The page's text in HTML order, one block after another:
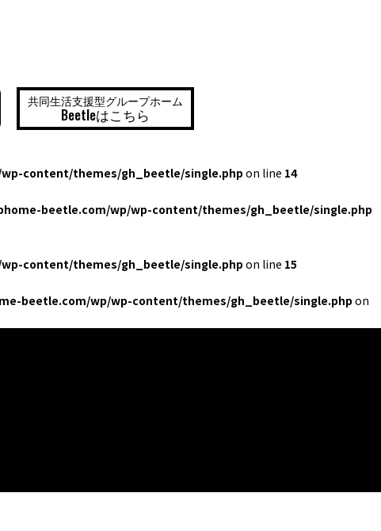
共同生活支援型グループホーム
Beetleはこちら
content/themes/gh_beetle/single.php on line 14
beetle.com/wp/wp-content/themes/gh_beetle/single.php
content/themes/gh_beetle/single.php on line 15
beetle.com/wp/wp-content/themes/gh_beetle/single.php on